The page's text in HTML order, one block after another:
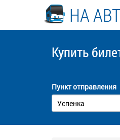
НА
Купить
Пункт отправления